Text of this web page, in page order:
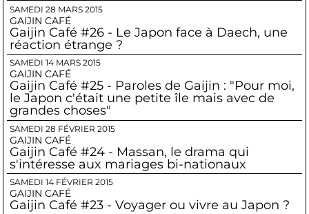
SAMEDI 28 MARS 2015
GAIJIN CAFÉ
Gaijin Café #26 - Le Japon face à Daech, une
réaction étrange ?
SAMEDI 14 MARS 2015
GAIJIN CAFÉ
Gaijin Café #25 - Paroles de Gaijin : "Pour moi,
le Japon c'était une petite île mais avec de
grandes choses"
SAMEDI 28 FÉVRIER 2015
GAIJIN CAFÉ
Gaijin Café #24 - Massan, le drama qui
s'intéresse aux mariages bi-nationaux
SAMEDI 14 FÉVRIER 2015
GAIJIN CAFÉ
Gaijin Café #23 - Voyager ou vivre au Japon ?